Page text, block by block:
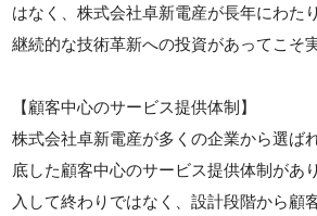
はなく、株式会社卓新電産が長年にわた
継続的な技術革新への投資があってこそ
【顧客中心のサービス提供体制】
株式会社卓新電産が多くの企業から選ば
底した顧客中心のサービス提供体制があ
入して終わりではなく、設計段階から顧